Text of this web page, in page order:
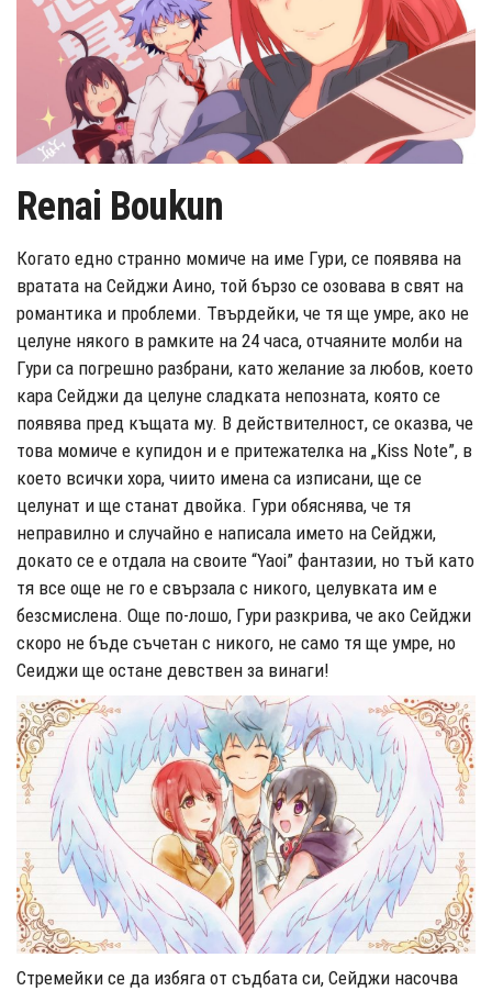
Renai Boukun
Когато едно странно момиче на име Гури, се появява на
вратата на Сейджи Аино, той бързо се озовава в свят на
романтика и проблеми. Твърдейки, че тя ще умре, ако не
целуне някого в рамките на 24 часа, отчаяните молби на
Гури са погрешно разбрани, като желание за любов, което
кара Сейджи да целуне сладката непозната, която се
появява пред къщата му. В действителност, се оказва, че
това момиче е купидон и e притежателка на „Kiss Note”, в
което всички хора, чиито имена са изписани, ще се
целунат и ще станат двойка. Гури обяснява, че тя
неправилно и случайно е написала името на Сейджи,
докато се е отдала на своите “Yaoi” фантазии, но тъй като
тя все още не го е свързала с никого, целувката им е
безсмислена. Още по-лошо, Гури разкрива, че ако Сейджи
скоро не бъде съчетан с никого, не само тя ще умре, но
Сеиджи ще остане девствен за винаги!
Стремейки се да избяга от съдбата си, Сейджи насочва